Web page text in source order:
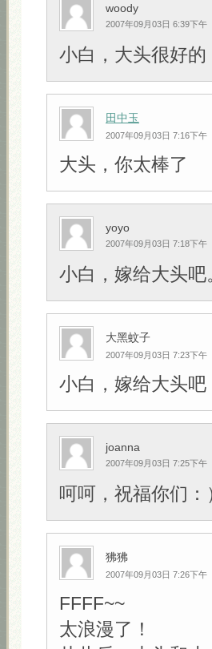
woody
2007年09月03日 6:39下午
小白，大头很好的
田中玉
2007年09月03日 7:16下午
大头，你太棒了
yoyo
2007年09月03日 7:18下午
小白，嫁给大头吧
大黑蚊子
2007年09月03日 7:23下午
小白，嫁给大头吧
joanna
2007年09月03日 7:25下午
呵呵，祝福你们：
狒狒
2007年09月03日 7:26下午
FFFF~~
太浪漫了！